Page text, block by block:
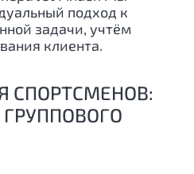
подход к
задачи, учтём
клиента.
СПОРТСМЕНОВ: